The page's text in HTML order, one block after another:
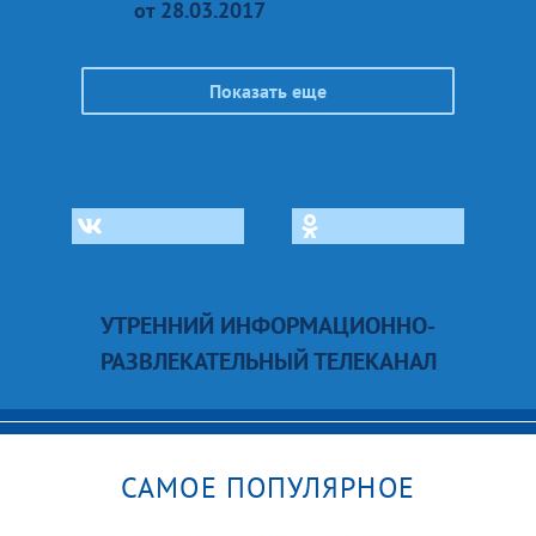
от 28.03.2017
Показать еще
УТРЕННИЙ ИНФОРМАЦИОННО-
РАЗВЛЕКАТЕЛЬНЫЙ ТЕЛЕКАНАЛ
САМОЕ ПОПУЛЯРНОЕ